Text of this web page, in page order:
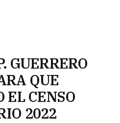
GUERRERO
QUE
EL CENSO
2022